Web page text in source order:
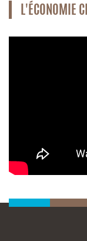
L'ÉCONOMIE